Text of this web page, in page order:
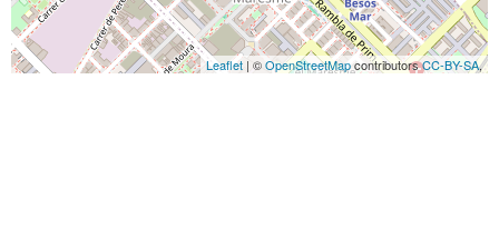
Leaflet | ©OpenStreetMapcontributorsCC-BY-SA,